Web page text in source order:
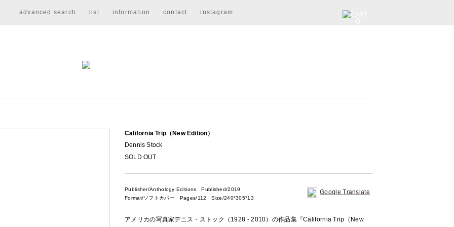
advanced search list information contact instagram
California Trip（New Edition）
Dennis Stock
SOLD OUT
Publisher/Anthology Editions Published/2019
Format/ソフトカバー Pages/112 Size/240*305*13
Google Translate
アメリカの写真家デニス・ストック（1928 - 2010）の作品集『California Trip（New